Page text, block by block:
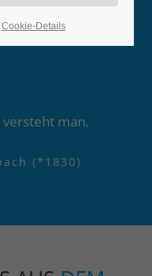
man.
(*1830)
Cookie-Details